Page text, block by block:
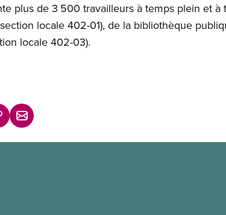
plus de 3 500 travailleurs à temps plein et
locale 402-01), de la bibliothèque
locale 402-03).